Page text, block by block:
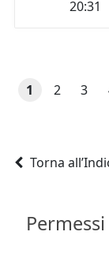
20:31
1 2 3
Torna